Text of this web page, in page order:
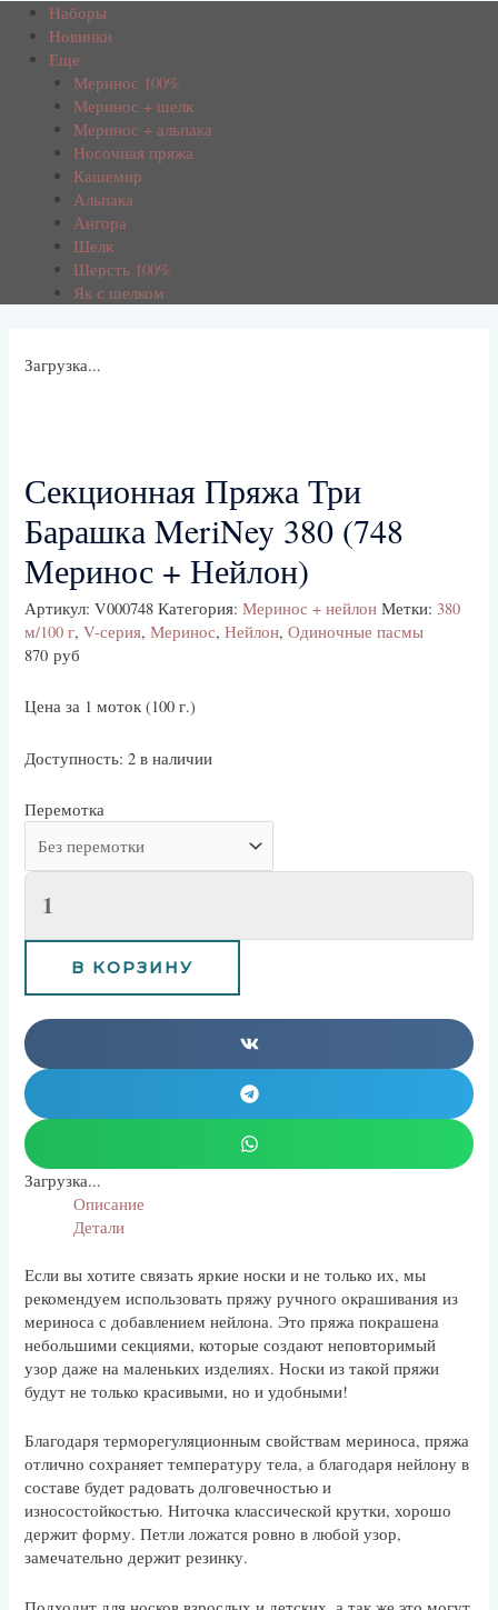
Наборы
Новинки
Еще
Меринос 100%
Меринос + шелк
Меринос + альпака
Носочная пряжа
Кашемир
Альпака
Ангора
Шелк
Шерсть 100%
Як с шелком
Загрузка...
Секционная Пряжа Три
Барашка MeriNey 380 (748
Меринос + Нейлон)
Артикул:V000748 Категория:Меринос + нейлон Метки: 380
м/100 г,V-серия,Меринос,Нейлон,Одиночные пасмы
870руб
Цена за 1 моток (100 г.)
Доступность: 2 в наличии
Перемотка
В КОРЗИНУ
Загрузка...
Описание
Детали
Если вы хотите связать яркие носки и не только их, мы
рекомендуем использовать пряжу ручного окрашивания из
мериноса с добавлением нейлона. Это пряжа покрашена
небольшими секциями, которые создают неповторимый
узор даже на маленьких изделиях. Носки из такой пряжи
будут не только красивыми, но и удобными!
Благодаря терморегуляционным свойствам мериноса, пряжа
отлично сохраняет температуру тела, а благодаря нейлону в
составе будет радовать долговечностью и
износостойкостью. Ниточка классической крутки, хорошо
держит форму. Петли ложатся ровно в любой узор,
замечательно держит резинку.